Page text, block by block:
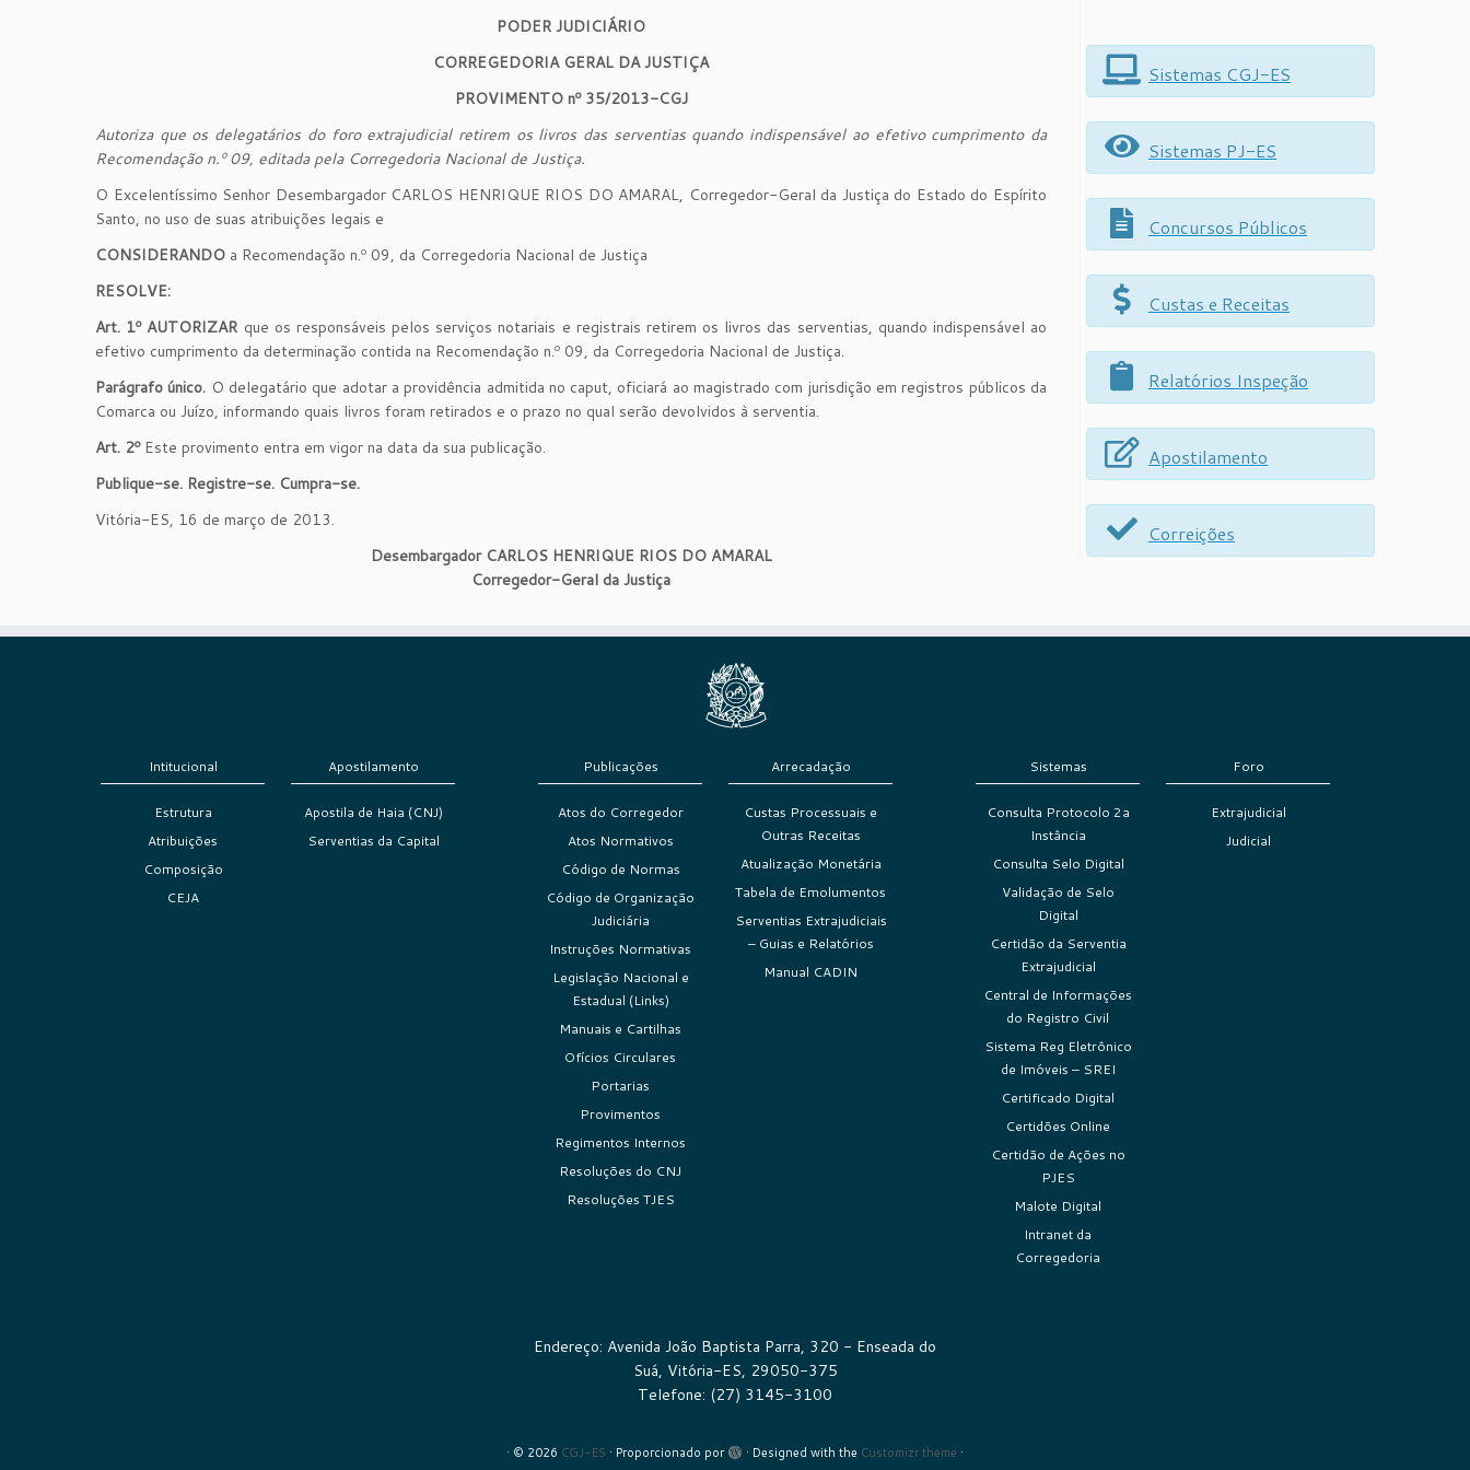
PODER JUDICIÁRIO
CORREGEDORIA GERAL DA JUSTIÇA
PROVIMENTO nº 35/2013-CGJ
Autoriza que os delegatários do foro extrajudicial retirem os livros das serventias quando indispensável ao efetivo cumprimento da
Recomendação n.º 09, editada pela Corregedoria Nacional de Justiça.
O Excelentíssimo Senhor Desembargador CARLOS HENRIQUE RIOS DO AMARAL, Corregedor-Geral da Justiça do Estado do Espírito
Santo, no uso de suas atribuições legais e
CONSIDERANDO a Recomendação n.º 09, da Corregedoria Nacional de Justiça
RESOLVE:
Art. 1º AUTORIZAR que os responsáveis pelos serviços notariais e registrais retirem os livros das serventias, quando indispensável ao
efetivo cumprimento da determinação contida na Recomendação n.º 09, da Corregedoria Nacional de Justiça.
Parágrafo único. O delegatário que adotar a providência admitida no caput, oficiará ao magistrado com jurisdição em registros públicos da
Comarca ou Juízo, informando quais livros foram retirados e o prazo no qual serão devolvidos à serventia.
Art. 2ºEste provimento entra em vigor na data da sua publicação.
Publique-se. Registre-se. Cumpra-se.
Vitória-ES, 16 de março de 2013.
Desembargador CARLOS HENRIQUE RIOS DO AMARAL
Corregedor-Geral da Justiça
Sistemas CGJ-ES
Sistemas PJ-ES
Concursos Públicos
Custas e Receitas
Relatórios Inspeção
Apostilamento
Correições
Intitucional
Estrutura
Atribuições
Composição
CEJA
Apostilamento
Apostila de Haia (CNJ)
Serventias da Capital
Publicações
Atos do Corregedor
Atos Normativos
Código de Normas
Código de Organização
Judiciária
Instruções Normativas
Legislação Nacional e
Estadual (Links)
Manuais e Cartilhas
Ofícios Circulares
Portarias
Provimentos
Regimentos Internos
Resoluções do CNJ
Resoluções TJES
Arrecadação
Custas Processuais e
Outras Receitas
Atualização Monetária
Tabela de Emolumentos
Serventias Extrajudiciais
– Guias e Relatórios
Manual CADIN
Endereço: Avenida João Baptista Parra, 320 - Enseada do
Suá, Vitória-ES, 29050-375
Telefone: (27) 3145-3100
Sistemas
Consulta Protocolo 2a
Instância
Consulta Selo Digital
Validação de Selo
Digital
Certidão da Serventia
Extrajudicial
Central de Informações
do Registro Civil
Sistema Reg Eletrônico
de Imóveis – SREI
Certificado Digital
Certidões Online
Certidão de Ações no
PJES
Malote Digital
Intranet da
Corregedoria
Foro
Extrajudicial
Judicial
· © 2026 CGJ-ES · Proporcionado por · Designed with the Customizr theme ·